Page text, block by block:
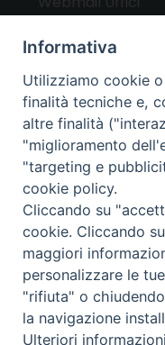
UTILITY
News
Altri articoli
Notizie nazionali
Download
Amministrazione
Copyright ©
Informativa
Utilizziamo cookie
finalità tecniche e,
altre finalità
"miglioramento
"targeting e
cookie policy.
Cliccando su
cookie. Cliccando
maggiori
personalizzare le
"rifiuta" o
la navigazione
Ulteriori